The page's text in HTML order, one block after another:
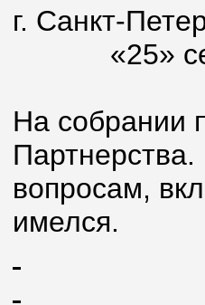
г. Санкт-
«25»
На собрании
вопросам,
имелся.